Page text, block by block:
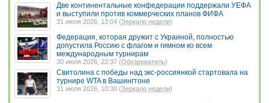
Две континентальные конфедерации поддержали УЕФА
и выступили против коммерческих планов ФИФА
31 июля 2026, 13:04 (Зеркало недели)
Федерация, которая дружит с Украиной, полностью
допустила Россию с флагом и гимном ко всем
международным турнирам
30 июля 2026, 22:37 (Обозреватель)
Свитолина с победы над экс-россиянкой стартовала на
турнире WTA в Вашингтоне
31 июля 2026, 10:30 (Зеркало недели)